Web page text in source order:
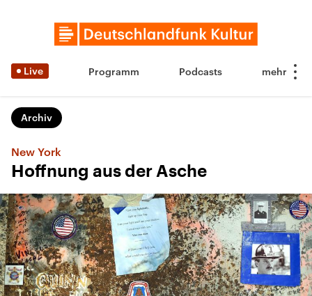
Live Programm Podcasts
Archiv
New York
Hoffnung aus der Asche